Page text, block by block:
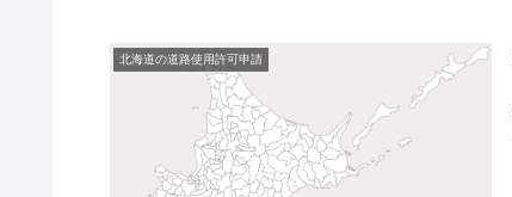
北海道の道路使用許可申請